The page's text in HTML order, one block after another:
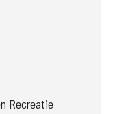
Recreatie